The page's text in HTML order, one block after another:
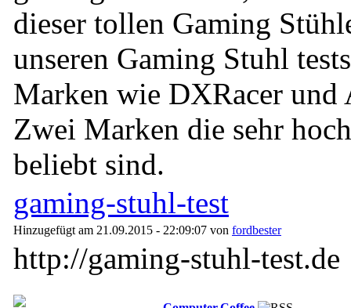
dieser tollen Gaming
unseren Gaming Stuhl
Marken wie DXRacer und
Zwei Marken die sehr
beliebt sind.
gaming-stuhl-test
Hinzugefügt am 21.09.2015 - 22:09:07 von fordbester
http://gaming-stuhl-test.de